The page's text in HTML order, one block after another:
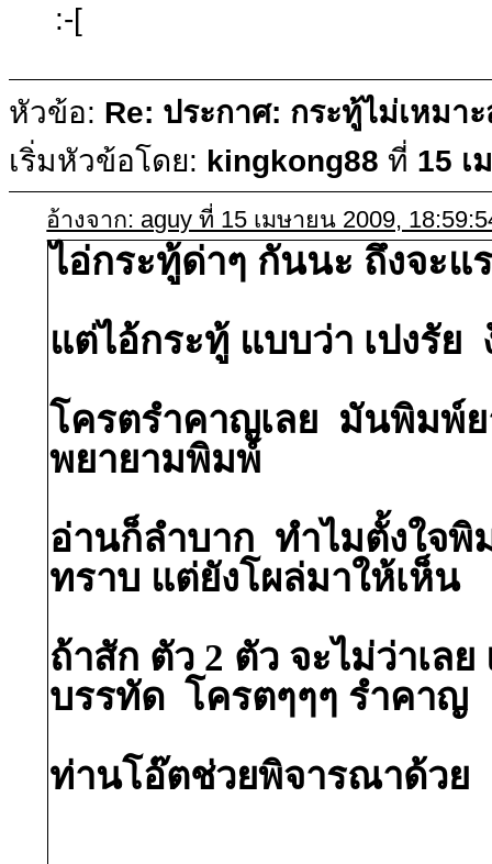
:-[
หัวข้อ: Re: ประกาศ: กระทู้ไม่เหมา
เริ่มหัวข้อโดย: kingkong88 ที่ 15 เ
อ้างจาก: aguy ที่ 15 เมษายน 2009,
ไอ่กระทู้ด่าๆ กันนะ ถึงจะแ
แต่ไอ้กระทู้ แบบว่า เปงรั
โครตรำคาญเลย มันพิมพ์ย
พยายามพิมพ์
อ่านก็ลำบาก ทำไมตั้งใจ
ทราบ แต่ยังโผล่มาให้เห็น
ถ้าสัก ตัว 2 ตัว จะไม่ว่าเล
บรรทัด โครตๆๆๆ รำคาญ
ท่านโอ๊ตช่วยพิจารณาด้วย